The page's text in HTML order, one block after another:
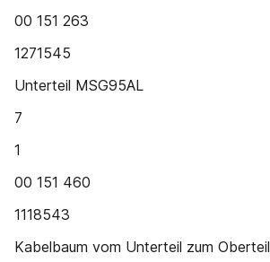
00 151 263
1271545
Unterteil MSG95AL
7
1
00 151 460
1118543
Kabelbaum vom Unterteil zum Oberteil